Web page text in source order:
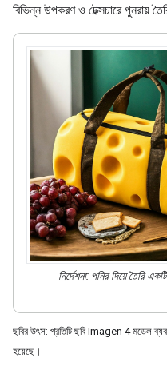
বিভিন্ন উপকরণ ও টেক্সচারে পুনরায়
নির্দেশনা: পনিরদিয়ে তৈরিএকটি
ছবির উৎস: প্রতিটি ছবি Imagen 4 মডেল
হয়েছে।